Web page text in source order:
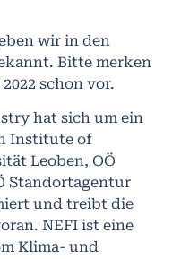
wir in den
Bitte merken
schon vor.
hat sich um ein
Institute of
Leoben, OÖ
Standortagentur
und treibt die
NEFI ist eine
Klima- und